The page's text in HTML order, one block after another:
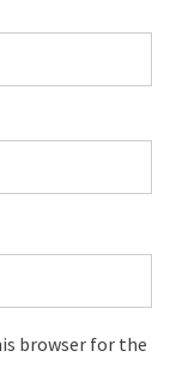
browser for the